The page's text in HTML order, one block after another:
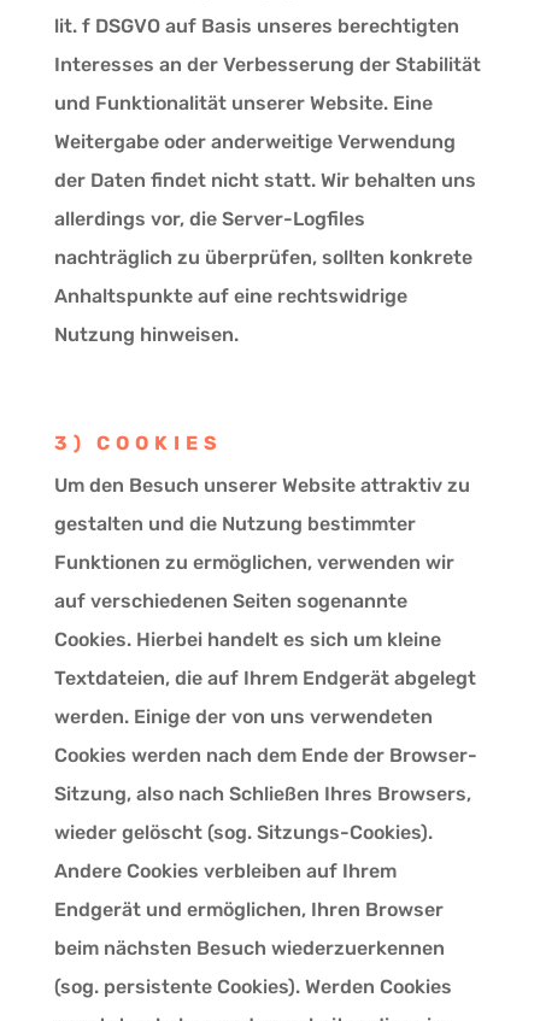
lit. f DSGVO auf Basis unseres berechtigten
Interesses an der Verbesserung der Stabilität
und Funktionalität unserer Website. Eine
Weitergabe oder anderweitige Verwendung
der Daten findet nicht statt. Wir behalten uns
allerdings vor, die Server-Logfiles
nachträglich zu überprüfen, sollten konkrete
Anhaltspunkte auf eine rechtswidrige
Nutzung hinweisen.
3) COOKIES
Um den Besuch unserer Website attraktiv zu
gestalten und die Nutzung bestimmter
Funktionen zu ermöglichen, verwenden wir
auf verschiedenen Seiten sogenannte
Cookies. Hierbei handelt es sich um kleine
Textdateien, die auf Ihrem Endgerät abgelegt
werden. Einige der von uns verwendeten
Cookies werden nach dem Ende der Browser-
Sitzung, also nach Schließen Ihres Browsers,
wieder gelöscht (sog. Sitzungs-Cookies).
Andere Cookies verbleiben auf Ihrem
Endgerät und ermöglichen, Ihren Browser
beim nächsten Besuch wiederzuerkennen
(sog. persistente Cookies). Werden Cookies